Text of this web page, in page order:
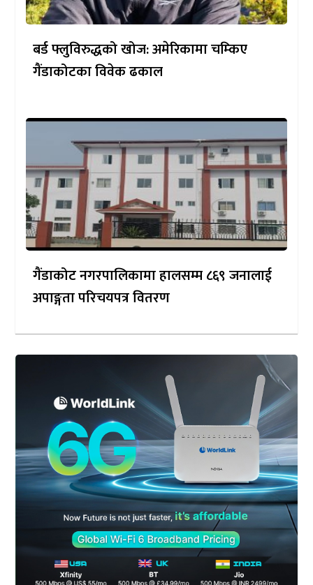
बर्ड फ्लुविरुद्धको खोज: अमेरिकामा चम्किए
गैंडाकोटका विवेक ढकाल
गैंडाकोट नगरपालिकामा हालसम्म ८६९ जनालाई
अपाङ्गता परिचयपत्र वितरण